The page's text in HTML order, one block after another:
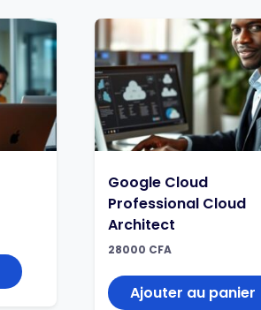
Google Cloud
Professional Cloud
Architect
28000 CFA
Ajouter au panier